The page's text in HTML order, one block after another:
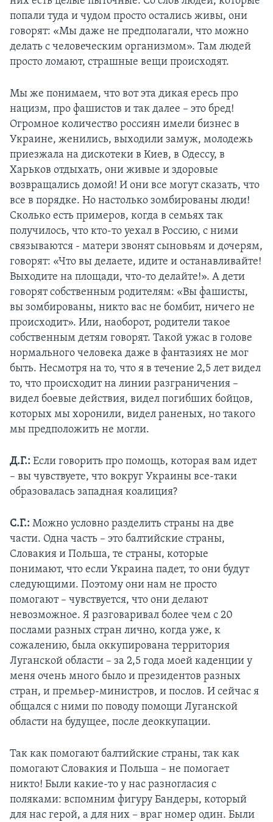
попали туда и чудом просто остались живы, они
говорят: «Мы даже не предполагали, что можно
делать с человеческим организмом». Там людей
просто ломают, страшные вещи происходят.
Мы же понимаем, что вот эта дикая ересь про
нацизм, про фашистов и так далее – это бред!
Огромное количество россиян имели бизнес в
Украине, женились, выходили замуж, молодежь
приезжала на дискотеки в Киев, в Одессу, в
Харьков отдыхать, они живые и здоровые
возвращались домой! И они все могут сказать, что
все в порядке. Но настолько зомбированы люди!
Сколько есть примеров, когда в семьях так
получилось, что кто-то уехал в Россию, с ними
связываются - матери звонят сыновьям и дочерям,
говорят: «Что вы делаете, идите и останавливайте!
Выходите на площади, что-то делайте!». А дети
говорят собственным родителям: «Вы фашисты,
вы зомбированы, никто вас не бомбит, ничего не
происходит». Или, наоборот, родители такое
собственным детям говорят. Такой ужас в голове
нормального человека даже в фантазиях не мог
быть. Несмотря на то, что я в течение 2,5 лет видел
то, что происходит на линии разграничения –
видел боевые действия, видел погибших бойцов,
которых мы хоронили, видел раненых, но такого
мы предположить не могли.
Д.Г.: Если говорить про помощь, которая вам идет
– вы чувствуете, что вокруг Украины все-таки
образовалась западная коалиция?
С.Г.: Можно условно разделить страны на две
части. Одна часть – это балтийские страны,
Словакия и Польша, те страны, которые
понимают, что если Украина падет, то они будут
следующими. Поэтому они нам не просто
помогают – чувствуется, что они делают
невозможное. Я разговаривал более чем с 20
послами разных стран лично, когда уже, к
сожалению, была оккупирована территория
Луганской области – за 2,5 года моей каденции у
меня очень много было и президентов разных
стран, и премьер-министров, и послов. И сейчас я
общался с ними по поводу помощи Луганской
области на будущее, после деоккупации.
Так как помогают балтийские страны, так как
помогают Словакия и Польша – не помогает
никто! Были какие-то у нас разногласия с
поляками: вспомним фигуру Бандеры, который
для нас герой, а для них – враг номер один. Были